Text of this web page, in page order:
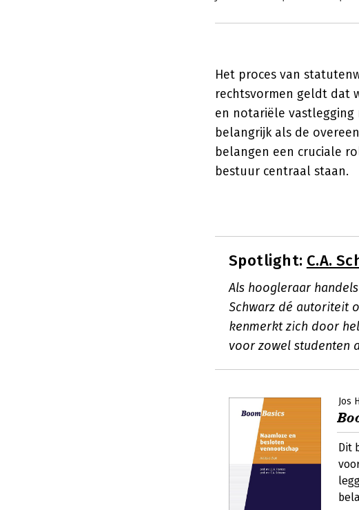
Het proces van
rechtsvormen geldt dat
en notariële vastlegging
belangrijk als de
belangen een cruciale
bestuur centraal staan.
Spotlight: C.A.
Als hoogleraar
Schwarz dé autoriteit
kenmerkt zich door
voor zowel studenten
Jos
Dit